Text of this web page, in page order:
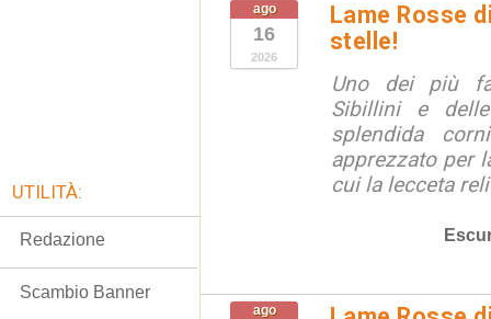
ago
16
2026
Lame Rosse
stelle!
Uno dei più
Sibillini e
splendida
apprezzato per
cui la lecceta
ago
UTILITÀ:
Redazione
Scambio Banner